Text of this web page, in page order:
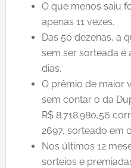
O que menos saiu
apenas 11 vezes.
Das 50 dezenas, a
sem ser sorteada é
dias.
O prêmio de maior
sem contar o da
R$ 8.718.980,56
2697, sorteado em
Nos últimos 12
sorteios e